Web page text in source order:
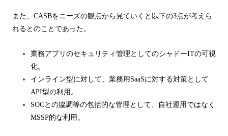
また、 CASBをニーズの観点から見ていくと以下の3点が考えら
れるとのことであった。
業務アプリのセキュリティ管理としてのシャドーITの可視
化。
インライン型に対して、業務用 SaaSに対する対策として
API型の利用。
SOCとの協調等の包括的な管理として、自社運用ではなく
MSSP的な利用。